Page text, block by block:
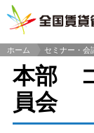
ホーム
セミナー・会
本部
員会